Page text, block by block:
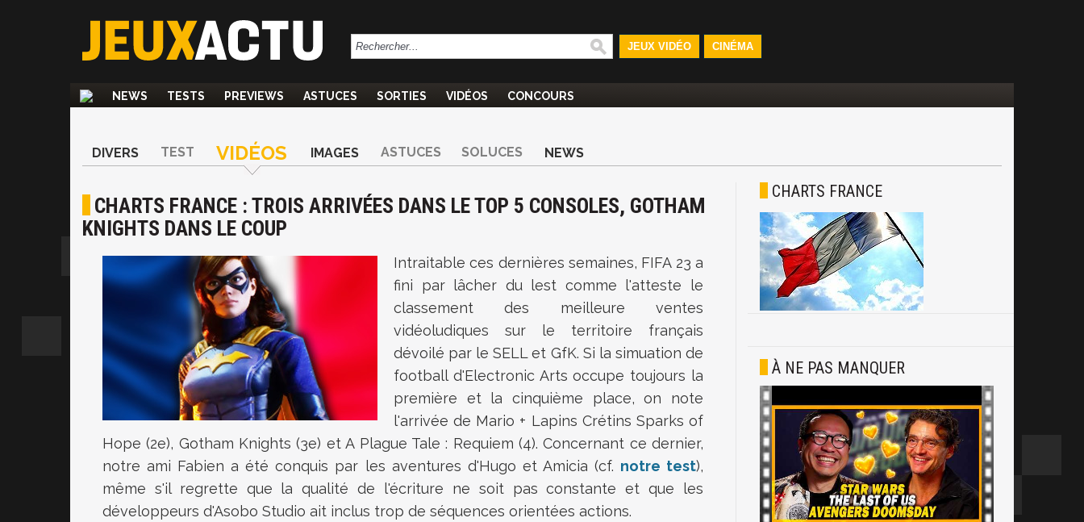
JEUX VIDÉO CINÉMA
NEWS TESTS PREVIEWS ASTUCES SORTIES VIDÉOS CONCOURS
DIVERS TEST VIDÉOS IMAGES ASTUCES SOLUCES NEWS
CHARTS FRANCE : TROIS ARRIVÉES DANS LE TOP 5 CONSOLES, GOTHAM
KNIGHTS DANS LE COUP
Intraitable ces dernières semaines, FIFA 23 a
fini par lâcher du lest comme l'atteste le
classement des meilleure ventes
vidéoludiques sur le territoire français
dévoilé par le SELL et GfK. Si la simuation de
football d'Electronic Arts occupe toujours la
première et la cinquième place, on note
l'arrivée de Mario + Lapins Crétins Sparks of
Hope (2e), Gotham Knights (3e) et A Plague Tale : Requiem (4). Concernant ce dernier,
notre ami Fabien a été conquis par les aventures d'Hugo et Amicia (cf. notre test),
même s'il regrette que la qualité de l'écriture ne soit pas constante et que les
développeurs d'Asobo Studio ait inclus trop de séquences orientées actions.
CHARTS FRANCE
À NE PAS MANQUER